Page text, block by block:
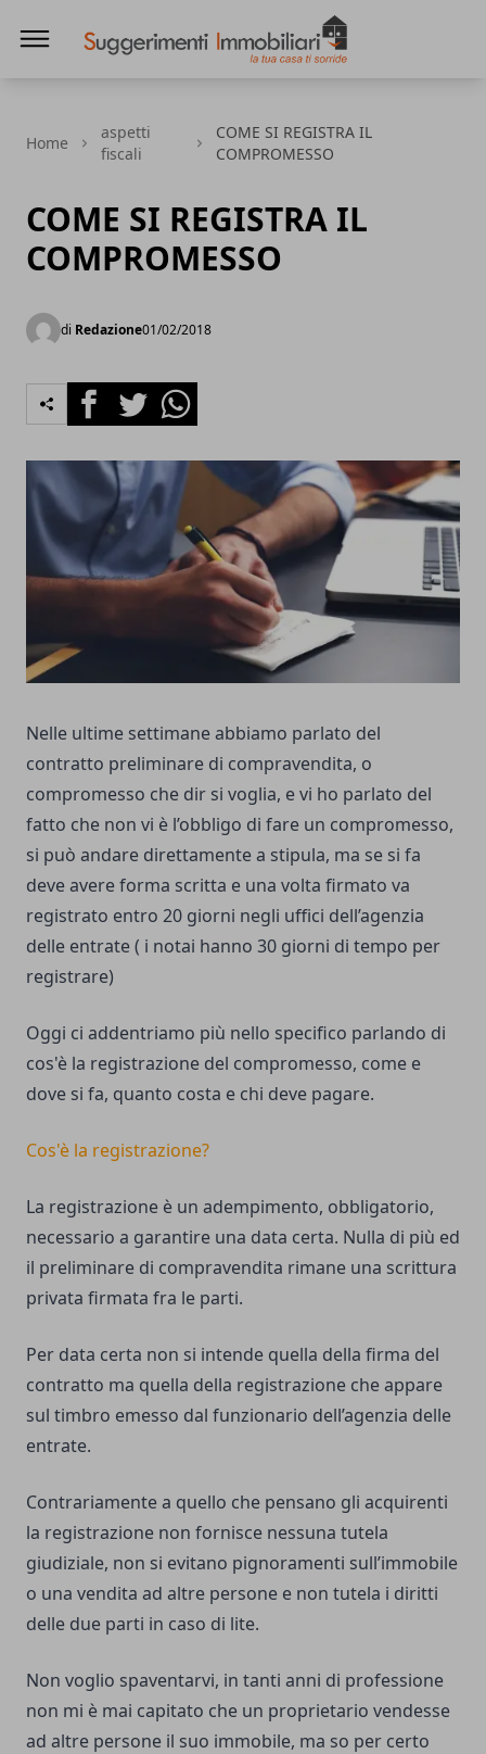
Home
aspetti
fiscali
COME SI REGISTRA IL
COMPROMESSO
COME SI REGISTRA IL
COMPROMESSO
di Redazione01/02/2018
FacebookTwitterWhatsapp
Nelle ultime settimane abbiamo parlato del
contratto preliminare di compravendita, o
compromesso che dir si voglia, e vi ho parlato del
fatto che non vi è l’obbligo di fare un compromesso,
si può andare direttamente a stipula, ma se si fa
deve avere forma scritta e una volta firmato va
registrato entro 20 giorni negli uffici dell’agenzia
delle entrate ( i notai hanno 30 giorni di tempo per
registrare)
Oggi ci addentriamo più nello specifico parlando di
cos'è la registrazione del compromesso, come e
dove si fa, quanto costa e chi deve pagare.
Cos'è la registrazione?
La registrazione è un adempimento, obbligatorio,
necessario a garantire una data certa. Nulla di più ed
il preliminare di compravendita rimane una scrittura
privata firmata fra le parti.
Per data certa non si intende quella della firma del
contratto ma quella della registrazione che appare
sul timbro emesso dal funzionario dell’agenzia delle
entrate.
Contrariamente a quello che pensano gli acquirenti
la registrazione non fornisce nessuna tutela
giudiziale, non si evitano pignoramenti sull’immobile
o una vendita ad altre persone e non tutela i diritti
delle due parti in caso di lite.
Non voglio spaventarvi, in tanti anni di professione
non mi è mai capitato che un proprietario vendesse
ad altre persone il suo immobile, ma so per certo